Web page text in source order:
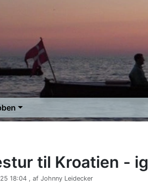
til Kroatien -
18:04 , af Johnny Leidecker